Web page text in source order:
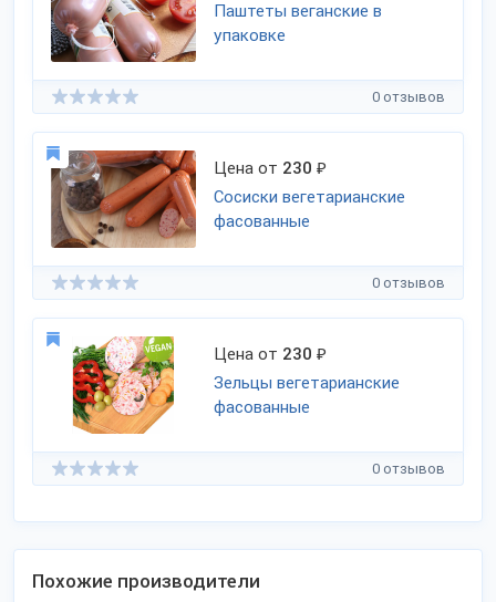
Паштеты веганские в
упаковке
0 отзывов
Цена от 230 ₽
Сосиски вегетарианские
фасованные
0 отзывов
Цена от 230 ₽
Зельцы вегетарианские
фасованные
0 отзывов
Похожие производители